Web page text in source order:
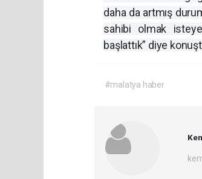
daha da artmış
sahibi olmak
başlattık” diye
#malatya haber